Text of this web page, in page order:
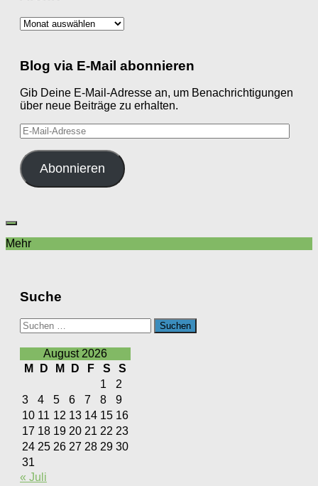
Archiv
Blog via E-Mail abonnieren
Gib Deine E-Mail-Adresse an, um Benachrichtigungen
über neue Beiträge zu erhalten.
E-
Mail-
Adresse
Abonnieren
Mehr
Suche
Suchen
nach:
August 2026
M
D M D F S
S
1
2
3
4 5 6 7 8
9
10 11 12 13 14 15 16
17 18 19 20 21 22 23
24 25 26 27 28 29 30
31
« Juli